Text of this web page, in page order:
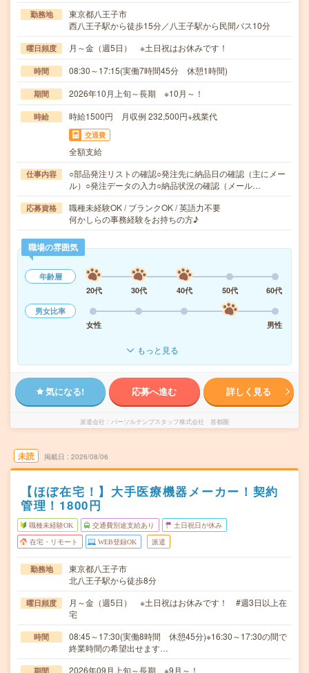
勤務地
東京都八王子市
西八王子駅から徒歩15分／八王子駅から民間バス10分
曜日頻度 月～金（週5日） ※土日祝はお休みです！
時間 08:30～17:15(実働7時間45分 休憩1時間)
期間 2026年10月上旬～長期 ※10月～！
時給 時給1500円 月収例 232,500円+残業代
交通費
全額支給
仕事内容
○部品発注リストの確認○発注先に納品日の確認（主にメー
ル）○発注データの入力○納品状況の確認（メール…
応募資格
職種未経験OK / ブランクOK / 英語力不要
何かしらの事務経験をお持ちの方♪
職場の雰囲気
年齢層
20代
30代 40代 50代
60代
男女比率
女性
男性
もっと見る
気になる! 応募へ進む 詳しく見る
派遣会社 パーソルテンプスタッフ株式会社 首都圏
未読 掲載日 2026/08/06
【ほぼ在宅！】大手医療機器メーカー！契約
管理！1800円
職種未経験OK 交通費別途支給あり 土日祝日が休み
在宅・リモート WEB登録OK 派遣
勤務地
東京都八王子市
北八王子駅から徒歩8分
曜日頻度
月～金（週5日） ※土日祝はお休みです！ #週3日以上在
宅
時間
08:45～17:30(実働8時間 休憩45分)※16:30～17:30の間で
終業時間の希望出せます…
期間 2026年09月上旬～長期 ※9月～！